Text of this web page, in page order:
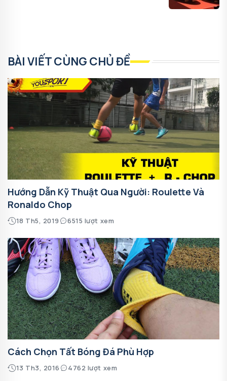
BÀI VIẾT CÙNG CHỦ ĐỀ
Hướng Dẫn Kỹ Thuật Qua Người: Roulette Và
Ronaldo Chop
18 Th5, 2019 6515 lượt xem
Cách Chọn Tất Bóng Đá Phù Hợp
13 Th3, 2016 4762 lượt xem